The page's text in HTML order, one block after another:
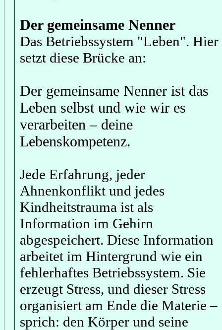
Der gemeinsame Nenner
Das Betriebssystem "Leben". Hier
setzt diese Brücke an:
Der gemeinsame Nenner ist das
Leben selbst und wie wir es
verarbeiten – deine
Lebenskompetenz.
Jede Erfahrung, jeder
Ahnenkonflikt und jedes
Kindheitstrauma ist als
Information im Gehirn
abgespeichert. Diese Information
arbeitet im Hintergrund wie ein
fehlerhaftes Betriebssystem. Sie
erzeugt Stress, und dieser Stress
organisiert am Ende die Materie –
sprich: den Körper und seine